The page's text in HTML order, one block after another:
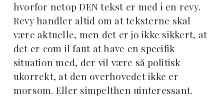
hvorfor netop DEN tekst er med i en revy.
Revy handler altid om at teksterne skal
være aktuelle, men det er jo ikke sikkert, at
det er com il faut at have en specifik
situation med, der vil være så politisk
ukorrekt, at den overhovedet ikke er
morsom. Eller simpelthen uinteressant.